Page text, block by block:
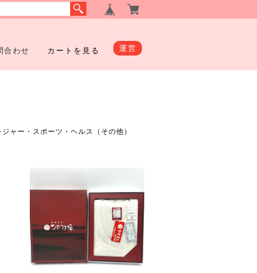
合わせ カートを見る 運営
ジャー・スポーツ・ヘルス（その他）